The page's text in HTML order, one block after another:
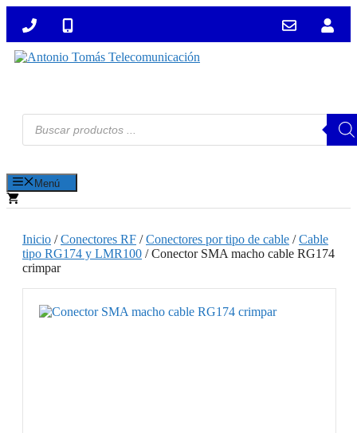
contenido
Búsqueda
productos
Menú
Inicio /Conectores RF /Conectores por tipo de cable /Cable
tipo RG174 y LMR100 / Conector SMA macho cable RG174
crimpar